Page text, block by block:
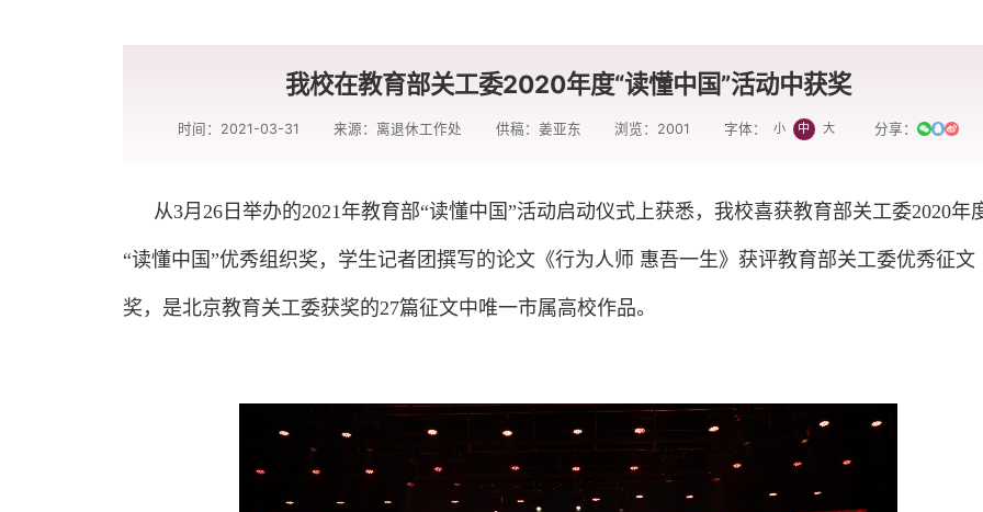
我校在教育部关工委2020年度“读懂中国”活动中获奖
时间：2021-03-31 来源：离退休工作处 供稿：姜亚东 浏览： 2001 字体： 小 中 大 分享：
从3月26日举办的2021年教育部“读懂中国”活动启动仪式上获悉，我校喜获教育部关工委2020年
“读懂中国”优秀组织奖，学生记者团撰写的论文《行为人师 惠吾一生》获评教育部关工委优秀征文
奖，是北京教育关工委获奖的27篇征文中唯一市属高校作品。